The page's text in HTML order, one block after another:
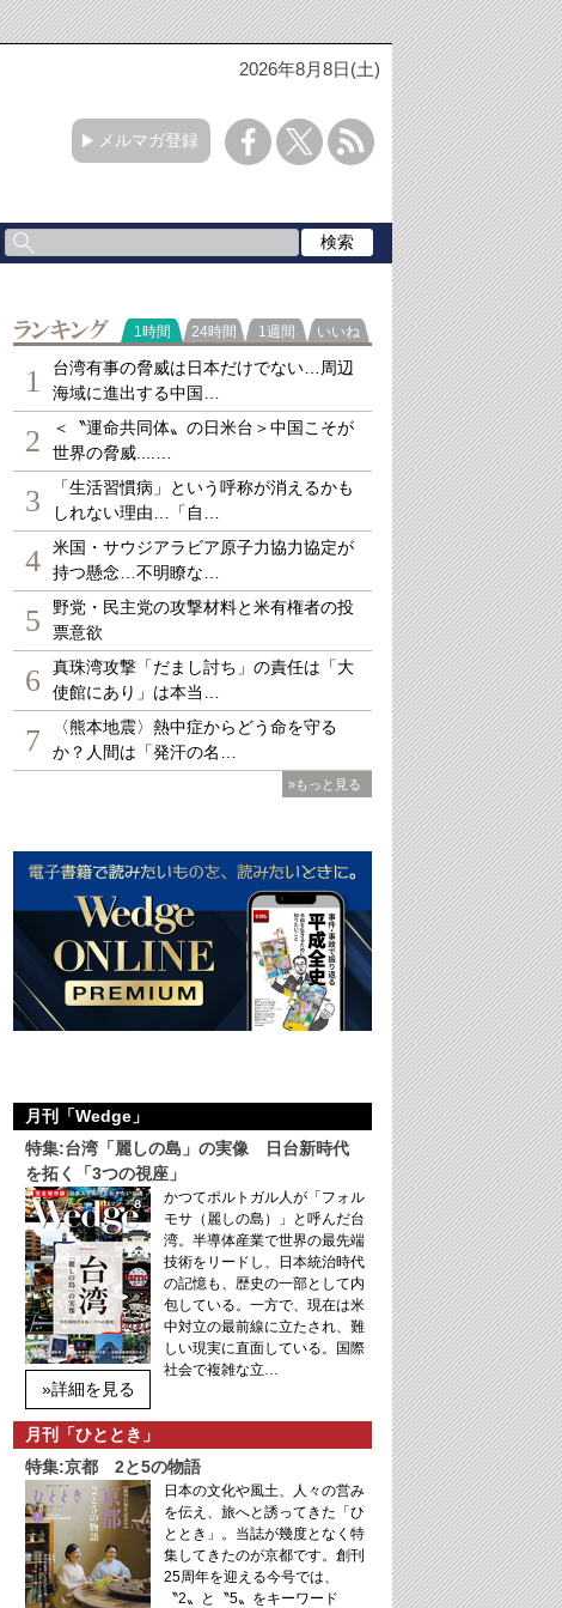
2026年8月8日(土)
メルマガ登録
ランキング
1時間 24時間 1週間 いいね
1
台湾有事の脅威は日本だけでない…周辺
海域に進出する中国…
2
＜〝運命共同体〟の日米台＞中国こそが
世界の脅威....…
3
「生活習慣病」という呼称が消えるかも
しれない理由…「自…
4
米国・サウジアラビア原子力協力協定が
持つ懸念…不明瞭な…
5
野党・民主党の攻撃材料と米有権者の投
票意欲
6
真珠湾攻撃「だまし討ち」の責任は「大
使館にあり」は本当…
7
〈熊本地震〉熱中症からどう命を守る
か？人間は「発汗の名…
»もっと見る
月刊「Wedge」
特集:台湾「麗しの島」の実像 日台新時代
を拓く「3つの視座」
»詳細を見る
かつてポルトガル人が「フォル
モサ（麗しの島）」と呼んだ台
湾。半導体産業で世界の最先端
技術をリードし、日本統治時代
の記憶も、歴史の一部として内
包している。一方で、現在は米
中対立の最前線に立たされ、難
しい現実に直面している。国際
社会で複雑な立…
月刊「ひととき」
特集:京都 2と5の物語
日本の文化や風土、人々の営み
を伝え、旅へと誘ってきた「ひ
ととき」。当誌が幾度となく特
集してきたのが京都です。創刊
25周年を迎える今号では、
〝2〟と〝5〟をキーワード